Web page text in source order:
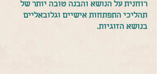
רוחנית על הנושא והבנה טובה יותר של
תהליכי התפתחות אישיים וגלובאליים
בנושא הזוגיות.